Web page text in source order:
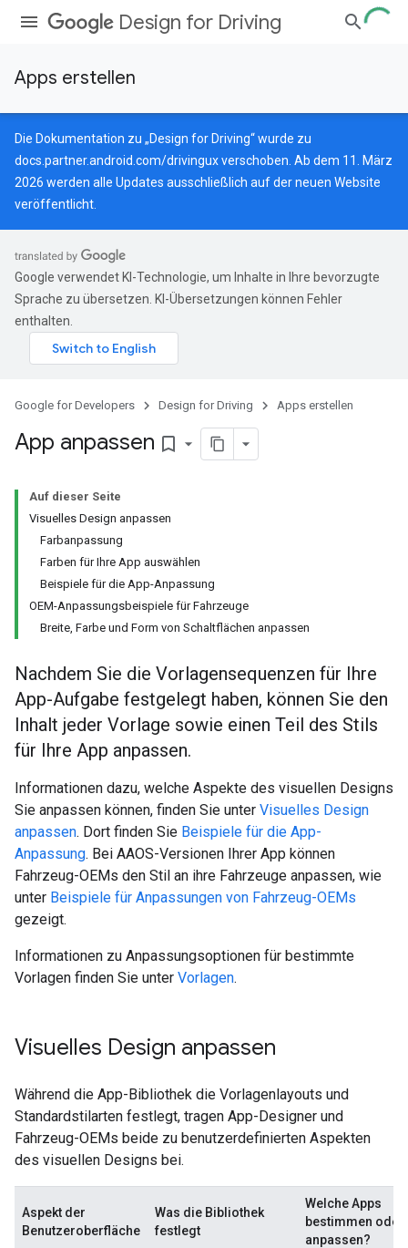
Design for Driving
Apps erstellen
Die Dokumentation zu „Design for Driving“ wurde zu
docs.partner.android.com/drivinguxverschoben. Ab dem 11. März
2026 werden alle Updates ausschließlich auf der neuen Website
veröffentlicht.
Google verwendet KI-Technologie, um Inhalte in Ihre bevorzugte
Sprache zu übersetzen. KI-Übersetzungen können Fehler
enthalten.
Google for Developers Design for Driving Apps erstellen
App anpassen bookmark_border
Auf dieser Seite
Visuelles Design anpassen
Farbanpassung
Farben für Ihre App auswählen
Beispiele für die App-Anpassung
OEM-Anpassungsbeispiele für Fahrzeuge
Breite, Farbe und Form von Schaltflächen anpassen
Nachdem Sie die Vorlagensequenzen für Ihre
App-Aufgabe festgelegt haben, können Sie den
Inhalt jeder Vorlage sowie einen Teil des Stils
für Ihre App anpassen.
Informationen dazu, welche Aspekte des visuellen Designs
Sie anpassen können, finden Sie unter Visuelles Design
anpassen. Dort finden Sie Beispiele für die App-
Anpassung. Bei AAOS-Versionen Ihrer App können
Fahrzeug-OEMs den Stil an ihre Fahrzeuge anpassen, wie
unter Beispiele für Anpassungen von Fahrzeug-OEMs
gezeigt.
Informationen zu Anpassungsoptionen für bestimmte
Vorlagen finden Sie unter Vorlagen.
Visuelles Design anpassen
Während die App-Bibliothek die Vorlagenlayouts und
Standardstilarten festlegt, tragen App-Designer und
Fahrzeug-OEMs beide zu benutzerdefinierten Aspekten
des visuellen Designs bei.
Aspekt der
Benutzeroberfläche
Was die Bibliothek
festlegt
Welche Apps
bestimmen oder
anpassen?